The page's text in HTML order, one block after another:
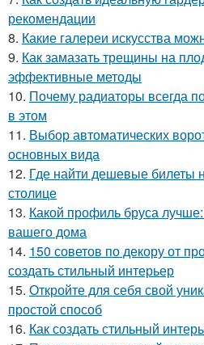
рекомендации
8. Какие галереи искусства
9. Как замазать трещины на
эффективные методы
10. Почему радиаторы всегда
в этом
11. Выбор автоматических
основных вида
12. Где найти дешевые билеты
столице
13. Какой профиль бруса
вашего дома
14. 150 советов по декору от
создать стильный интерьер
15. Откройте для себя свой
простой способ
16. Как создать стильный